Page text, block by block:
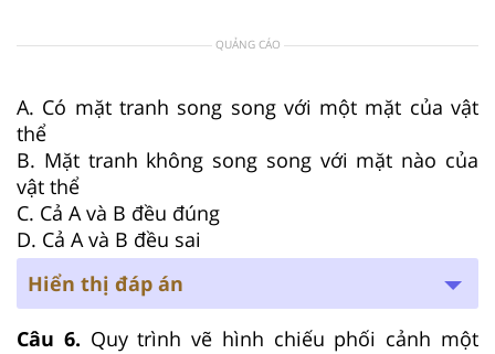
QUẢNG CÁO
A. Có mặt tranh song song với một mặt của vật
thể
B. Mặt tranh không song song với mặt nào của
vật thể
C. Cả A và B đều đúng
D. Cả A và B đều sai
Hiển thị đáp án
Câu 6. Quy trình vẽ hình chiếu phối cảnh một